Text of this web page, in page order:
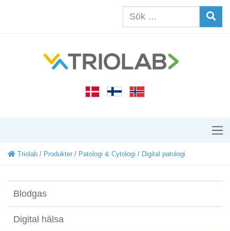
Triolab / Produkter / Patologi & Cytologi / Digital patologi
Blodgas
Digital hälsa